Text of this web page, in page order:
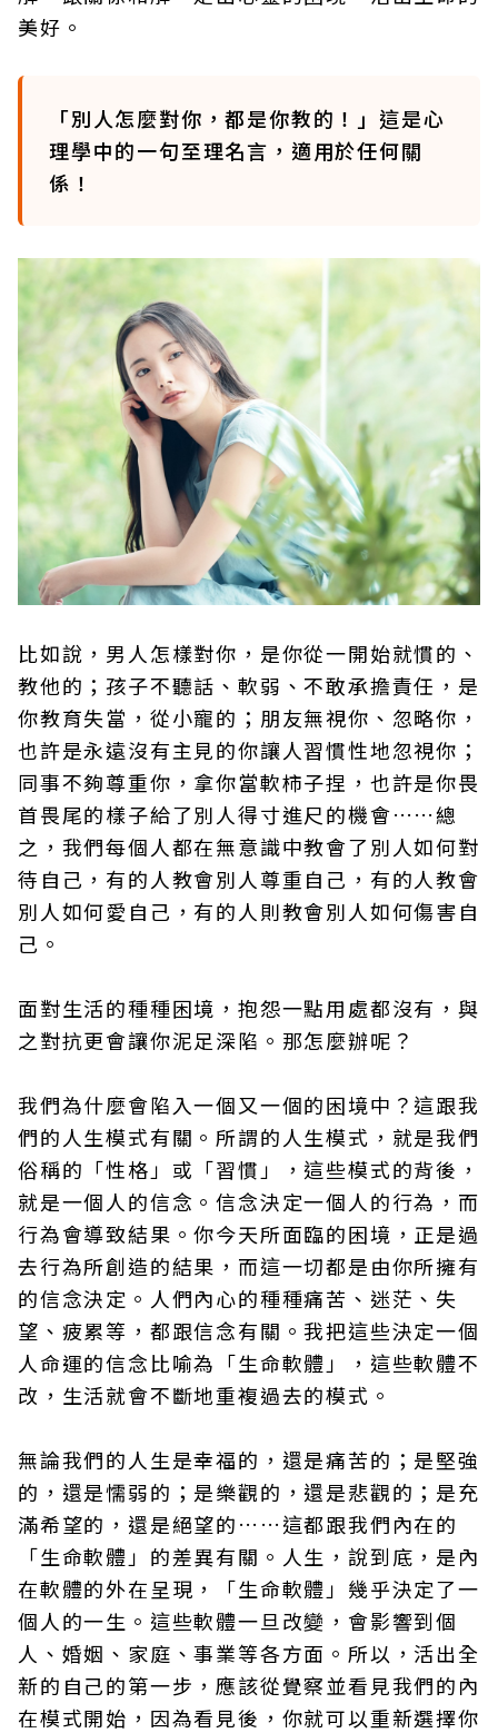
美好。
「別人怎麼對你，都是你教的！」這是心
理學中的一句至理名言，適用於任何關
係！
比如說，男人怎樣對你，是你從一開始就慣的、
教他的；孩子不聽話、軟弱、不敢承擔責任，是
你教育失當，從小寵的；朋友無視你、忽略你，
也許是永遠沒有主見的你讓人習慣性地忽視你；
同事不夠尊重你，拿你當軟柿子捏，也許是你畏
首畏尾的樣子給了別人得寸進尺的機會……總
之，我們每個人都在無意識中教會了別人如何對
待自己，有的人教會別人尊重自己，有的人教會
別人如何愛自己，有的人則教會別人如何傷害自
己。
面對生活的種種困境，抱怨一點用處都沒有，與
之對抗更會讓你泥足深陷。那怎麼辦呢？
我們為什麼會陷入一個又一個的困境中？這跟我
們的人生模式有關。所謂的人生模式，就是我們
俗稱的「性格」或「習慣」，這些模式的背後，
就是一個人的信念。信念決定一個人的行為，而
行為會導致結果。你今天所面臨的困境，正是過
去行為所創造的結果，而這一切都是由你所擁有
的信念決定。人們內心的種種痛苦、迷茫、失
望、疲累等，都跟信念有關。我把這些決定一個
人命運的信念比喻為「生命軟體」，這些軟體不
改，生活就會不斷地重複過去的模式。
無論我們的人生是幸福的，還是痛苦的；是堅強
的，還是懦弱的；是樂觀的，還是悲觀的；是充
滿希望的，還是絕望的……這都跟我們內在的
「生命軟體」的差異有關。人生，說到底，是內
在軟體的外在呈現，「生命軟體」幾乎決定了一
個人的一生。這些軟體一旦改變，會影響到個
人、婚姻、家庭、事業等各方面。所以，活出全
新的自己的第一步，應該從覺察並看見我們的內
在模式開始，因為看見後，你就可以重新選擇你